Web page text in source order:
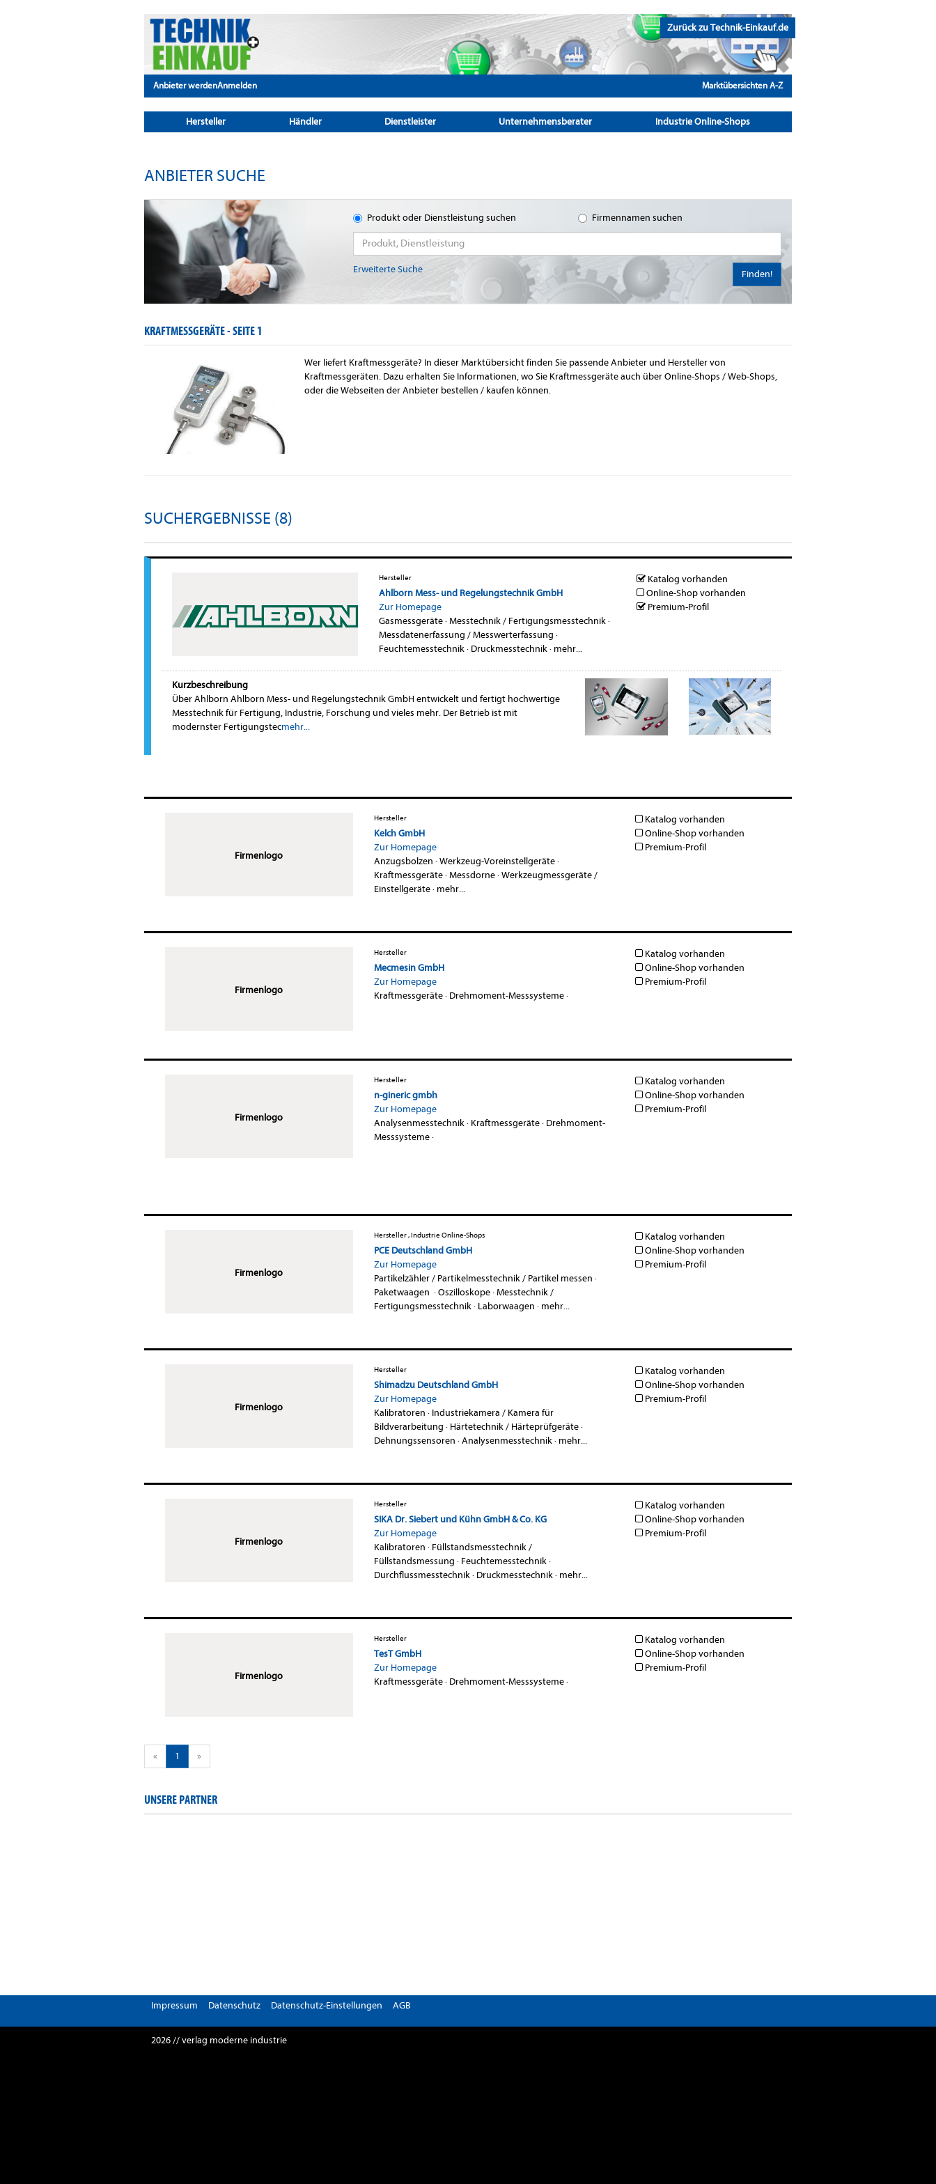
Zurück zu Technik-Einkauf.de
Anbieter werdenAnmelden Marktübersichten A-Z
Hersteller Händler Dienstleister Unternehmensberater Industrie Online-Shops
ANBIETER SUCHE
Produkt oder Dienstleistung suchen Firmennamen suchen
Erweiterte Suche Finden!
KRAFTMESSGERÄTE -SEITE 1
Wer liefert Kraftmessgeräte? In dieser Marktübersicht finden Sie passende Anbieter und Hersteller von
Kraftmessgeräten. Dazu erhalten Sie Informationen, wo Sie Kraftmessgeräte auch über Online-Shops / Web-Shops,
oder die Webseiten der Anbieter bestellen / kaufen können.
SUCHERGEBNISSE (8)
Hersteller
Ahlborn Mess- und Regelungstechnik GmbH
Zur Homepage
Gasmessgeräte·Messtechnik / Fertigungsmesstechnik·
Messdatenerfassung / Messwerterfassung ·
Feuchtemesstechnik· Druckmesstechnik· mehr...
Katalog vorhanden
Online-Shop vorhanden
Premium-Profil
Kurzbeschreibung
Über Ahlborn Ahlborn Mess- und Regelungstechnik GmbH entwickelt und fertigt hochwertige
Messtechnik für Fertigung, Industrie, Forschung und vieles mehr. Der Betrieb ist mit
modernster Fertigungstecmehr...
Firmenlogo
Hersteller
Kelch GmbH
Zur Homepage
Anzugsbolzen ·Werkzeug-Voreinstellgeräte·
Kraftmessgeräte·Messdorne·Werkzeugmessgeräte /
Einstellgeräte· mehr...
Katalog vorhanden
Online-Shop vorhanden
Premium-Profil
Firmenlogo
Hersteller
Mecmesin GmbH
Zur Homepage
Kraftmessgeräte· Drehmoment-Messsysteme·
Katalog vorhanden
Online-Shop vorhanden
Premium-Profil
Firmenlogo
Hersteller
n-gineric gmbh
Zur Homepage
Analysenmesstechnik· Kraftmessgeräte· Drehmoment-
Messsysteme·
Katalog vorhanden
Online-Shop vorhanden
Premium-Profil
Firmenlogo
Hersteller , Industrie Online-Shops
PCE Deutschland GmbH
Zur Homepage
Partikelzähler / Partikelmesstechnik / Partikel messen ·
Paketwaagen ·Oszilloskope·Messtechnik /
Fertigungsmesstechnik· Laborwaagen · mehr...
Katalog vorhanden
Online-Shop vorhanden
Premium-Profil
Firmenlogo
Hersteller
Shimadzu Deutschland GmbH
Zur Homepage
Kalibratoren · Industriekamera / Kamera für
Bildverarbeitung · Härtetechnik / Härteprüfgeräte·
Dehnungssensoren ·Analysenmesstechnik· mehr...
Katalog vorhanden
Online-Shop vorhanden
Premium-Profil
Firmenlogo
Hersteller
SIKA Dr. Siebert und Kühn GmbH & Co. KG
Zur Homepage
Kalibratoren · Füllstandsmesstechnik /
Füllstandsmessung · Feuchtemesstechnik·
Durchflussmesstechnik· Druckmesstechnik· mehr...
Katalog vorhanden
Online-Shop vorhanden
Premium-Profil
Firmenlogo
Hersteller
TesT GmbH
Zur Homepage
Kraftmessgeräte· Drehmoment-Messsysteme·
Katalog vorhanden
Online-Shop vorhanden
Premium-Profil
« 1 »
UNSERE PARTNER
Impressum Datenschutz Datenschutz-Einstellungen AGB
2026 // verlag moderne industrie